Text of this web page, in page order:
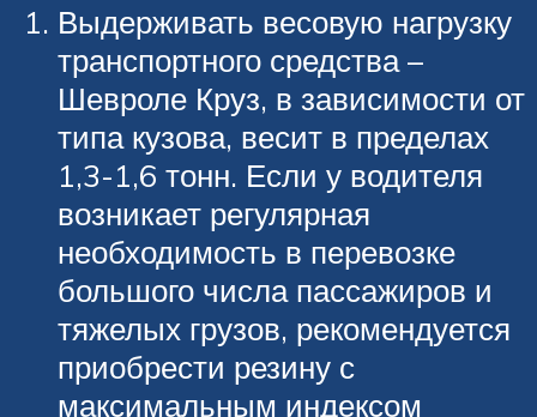
Выдерживать весовую нагрузку
транспортного средства –
Шевроле Круз, в зависимости от
типа кузова, весит в пределах
1,3-1,6 тонн. Если у водителя
возникает регулярная
необходимость в перевозке
большого числа пассажиров и
тяжелых грузов, рекомендуется
приобрести резину с
максимальным индексом